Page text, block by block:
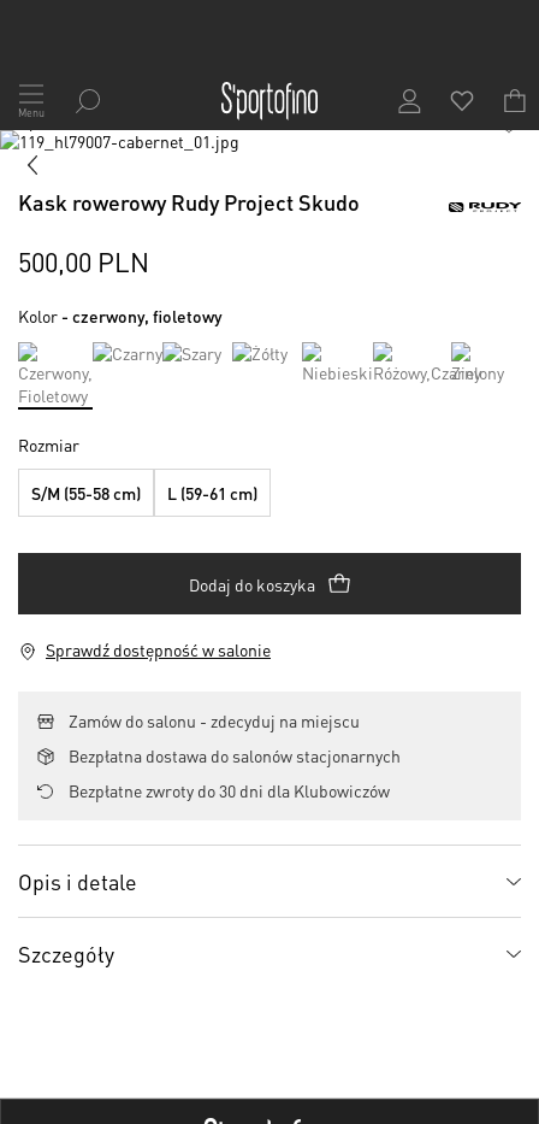
Przejdź
do
treści
Menu
Skip
end
the
images
1/5
Skip
the
the
gallery
Kask rowerowy Rudy Project Skudo
500,00 PLN
Kolor - czerwony, fioletowy
Rozmiar
S/M (55-58 cm) L (59-61 cm)
Dodaj do koszyka
Sprawdź dostępność w salonie
Zamów do salonu - zdecyduj na miejscu
Bezpłatna dostawa do salonów stacjonarnych
Bezpłatne zwroty do 30 dni dla Klubowiczów
Opis i detale
Szczegóły